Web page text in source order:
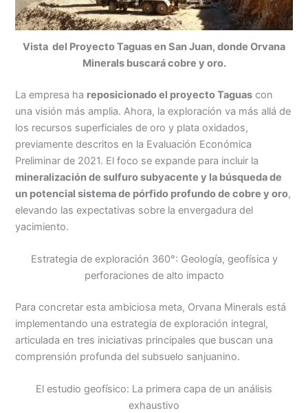
Vista del Proyecto Taguas en San Juan, donde Orvana
Minerals buscará cobre y oro.
La empresa ha reposicionado el proyecto Taguas con
una visión más amplia. Ahora, la exploración va más allá de
los recursos superficiales de oro y plata oxidados,
previamente descritos en la Evaluación Económica
Preliminar de 2021. El foco se expande para incluir la
mineralización de sulfuro subyacente y la búsqueda de
un potencial sistema de pórfido profundo de cobre y oro,
elevando las expectativas sobre la envergadura del
yacimiento.
Estrategia de exploración 360°: Geología, geofísica y
perforaciones de alto impacto
Para concretar esta ambiciosa meta, Orvana Minerals está
implementando una estrategia de exploración integral,
articulada en tres iniciativas principales que buscan una
comprensión profunda del subsuelo sanjuanino.
El estudio geofísico: La primera capa de un análisis
exhaustivo